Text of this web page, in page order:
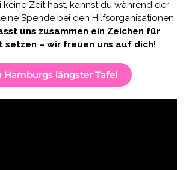
keine Zeit hast, kannst du während der
Spende bei den Hilfsorganisationen
uns zusammen ein Zeichen für
setzen – wir freuen uns auf dich!
Hamburgs längster Tafel